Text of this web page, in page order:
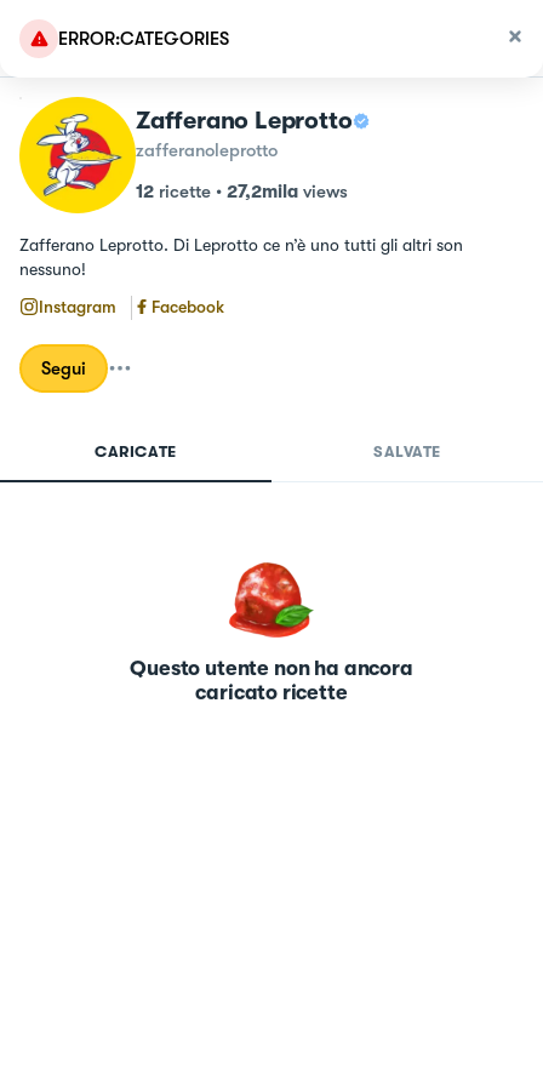
ERROR:CATEGORIES
Zafferano Leprotto
zafferanoleprotto
12 ricette • 27,2mila views
Zafferano Leprotto. Di Leprotto ce n’è uno tutti gli altri son
nessuno!
Instagram
Facebook
Segui
CARICATE SALVATE
Questo utente non ha ancora
caricato ricette